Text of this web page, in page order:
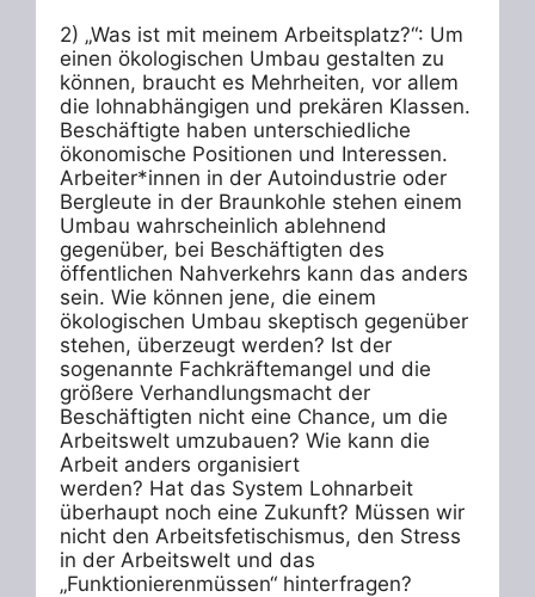
2) „Was ist mit meinem Arbeitsplatz?“: Um
einen ökologischen Umbau gestalten zu
können, braucht es Mehrheiten, vor allem
die lohnabhängigen und prekären Klassen.
Beschäftigte haben unterschiedliche
ökonomische Positionen und Interessen.
Arbeiter*innen in der Autoindustrie oder
Bergleute in der Braunkohle stehen einem
Umbau wahrscheinlich ablehnend
gegenüber, bei Beschäftigten des
öffentlichen Nahverkehrs kann das anders
sein. Wie können jene, die einem
ökologischen Umbau skeptisch gegenüber
stehen, überzeugt werden? Ist der
sogenannte Fachkräftemangel und die
größere Verhandlungsmacht der
Beschäftigten nicht eine Chance, um die
Arbeitswelt umzubauen? Wie kann die
Arbeit anders organisiert
werden? Hat das System Lohnarbeit
überhaupt noch eine Zukunft? Müssen wir
nicht den Arbeitsfetischismus, den Stress
in der Arbeitswelt und das
„Funktionierenmüssen“ hinterfragen?